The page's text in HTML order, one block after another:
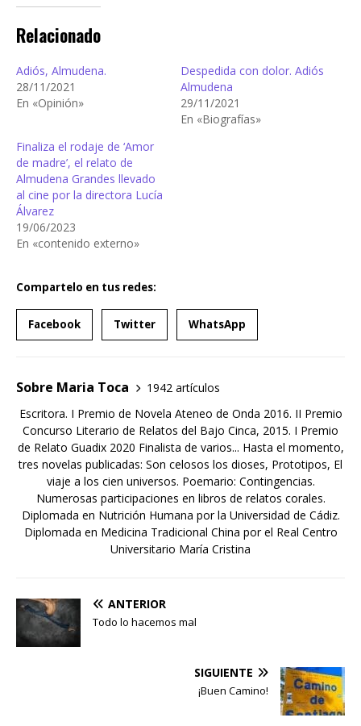
Relacionado
Adiós, Almudena.
28/11/2021
En «Opinión»
Despedida con dolor. Adiós
Almudena
29/11/2021
En «Biografías»
Finaliza el rodaje de ‘Amor
de madre’, el relato de
Almudena Grandes llevado
al cine por la directora Lucía
Álvarez
19/06/2023
En «contenido externo»
Compartelo en tus redes:
Facebook Twitter WhatsApp
Sobre Maria Toca
1942 artículos
Escritora. I Premio de Novela Ateneo de Onda 2016. II Premio
Concurso Literario de Relatos del Bajo Cinca, 2015. I Premio
de Relato Guadix 2020 Finalista de varios... Hasta el momento,
tres novelas publicadas: Son celosos los dioses, Prototipos, El
viaje a los cien universos. Poemario: Contingencias.
Numerosas participaciones en libros de relatos corales.
Diplomada en Nutrición Humana por la Universidad de Cádiz.
Diplomada en Medicina Tradicional China por el Real Centro
Universitario María Cristina
ANTERIOR
Todo lo hacemos mal
SIGUIENTE
¡Buen Camino!